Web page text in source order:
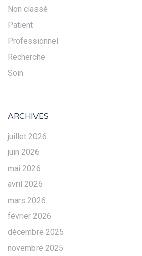
Non classé
Patient
Professionnel
Recherche
Soin
ARCHIVES
juillet 2026
juin 2026
mai 2026
avril 2026
mars 2026
février 2026
décembre 2025
novembre 2025